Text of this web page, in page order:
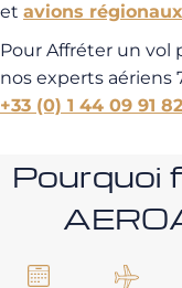
et avions régionaux
Pour Affréter un vol
nos experts aériens
+33 (0) 1 44 09 91 82
Pourquoi